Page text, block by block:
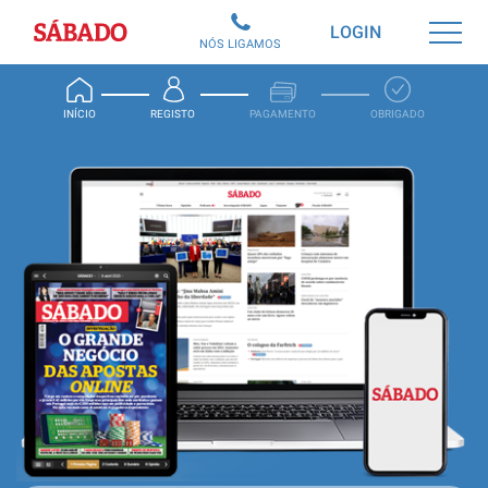
Sábado
INÍCIO REGISTO PAGAMENTO OBRIGADO
LOGIN
NÓS LIGAMOS